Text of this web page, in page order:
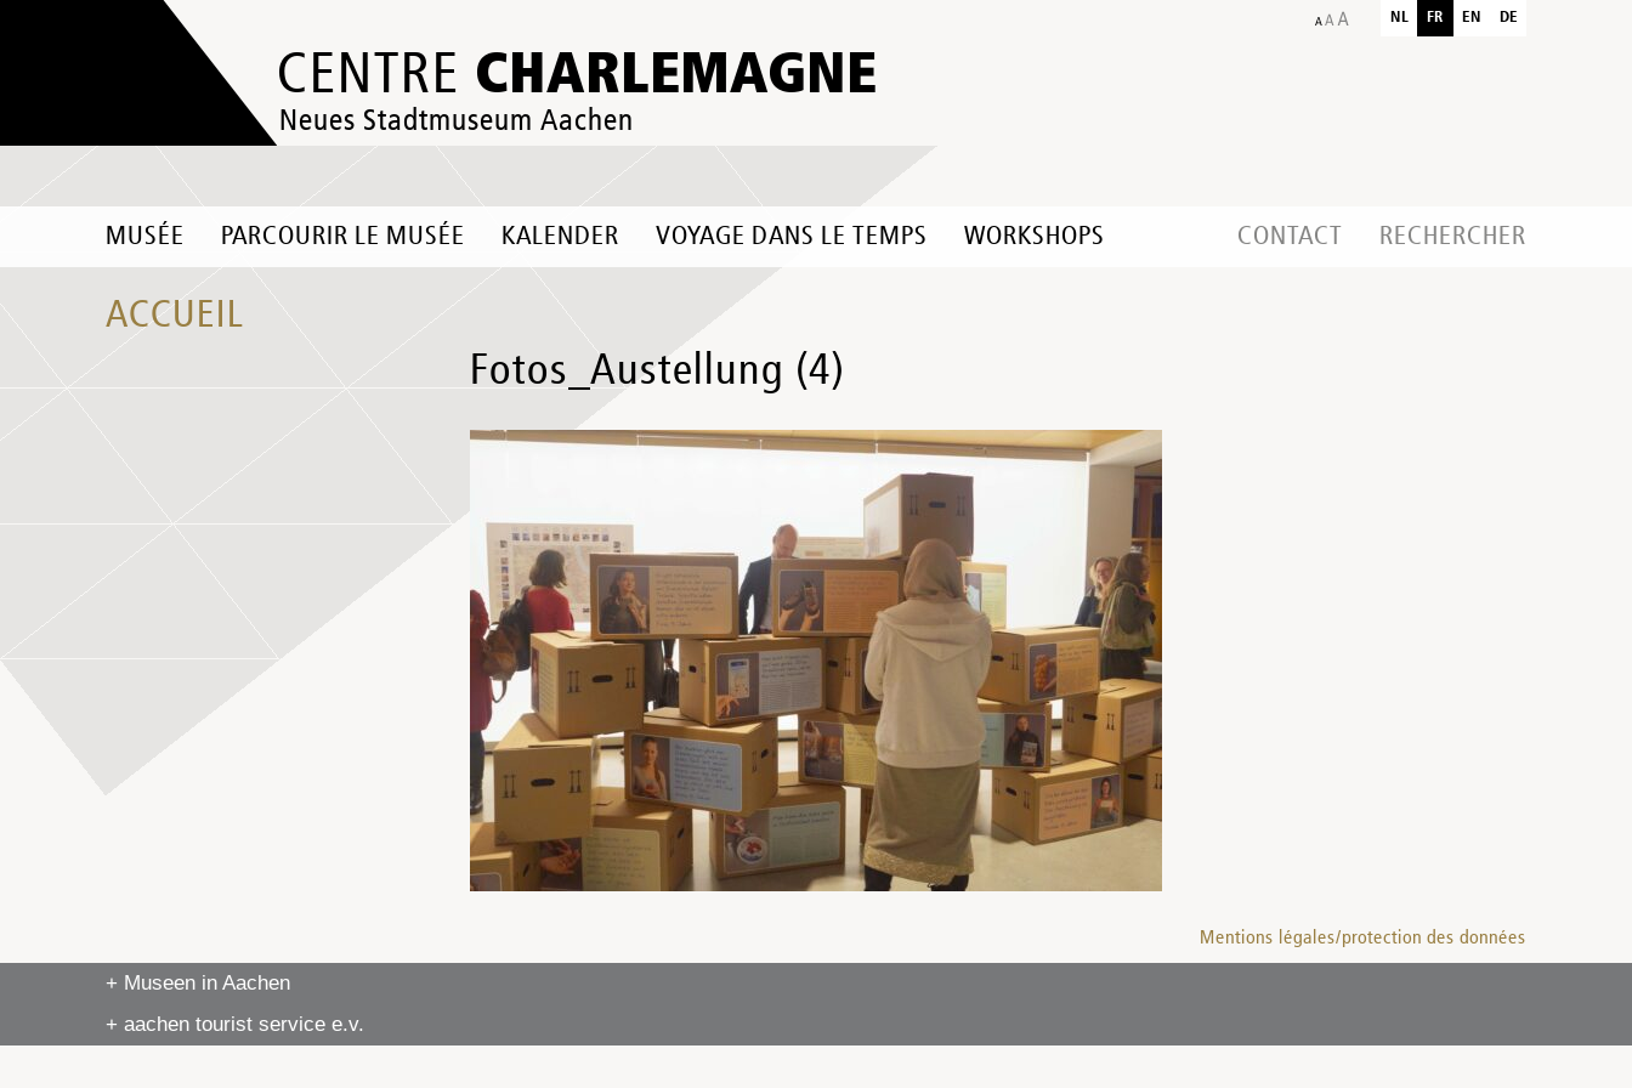
CENTRE CHARLEMAGNE
Neues Stadtmuseum Aachen
NL FR EN DE
MUSÉE PARCOURIR LE MUSÉE KALENDER VOYAGE DANS LE TEMPS WORKSHOPS CONTACT RECHERCHER
ACCUEIL
Fotos_Austellung (4)
Mentions légales/protection des données
+ Museen in Aachen
+ aachen tourist service e.v.